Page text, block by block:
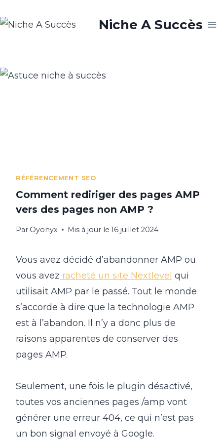
au
Niche A Succès
RÉFÉRENCEMENT SEO
Comment rediriger des pages AMP
vers des pages non AMP ?
Par Oyonyx Mis à jour le 16 juillet 2024
Vous avez décidé d’abandonner AMP ou
vous avez racheté un site Nextlevel qui
utilisait AMP par le passé. Tout le monde
s’accorde à dire que la technologie AMP
est à l’abandon. Il n’y a donc plus de
raisons apparentes de conserver des
pages AMP.
Seulement, une fois le plugin désactivé,
toutes vos anciennes pages /amp vont
générer une erreur 404, ce qui n’est pas
un bon signal envoyé à Google.